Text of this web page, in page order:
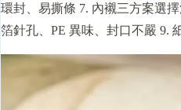
環封、易撕條 7. 內襯三方案選
箔針孔、PE 異味、封口不嚴 9.